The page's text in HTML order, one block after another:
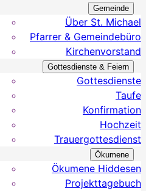
Gemeinde
Über St. Michael
Pfarrer & Gemeindebüro
Kirchenvorstand
Gottesdienste & Feiern
Gottesdienste
Taufe
Konfirmation
Hochzeit
Trauergottesdienst
Ökumene
Ökumene Hiddesen
Projekttagebuch